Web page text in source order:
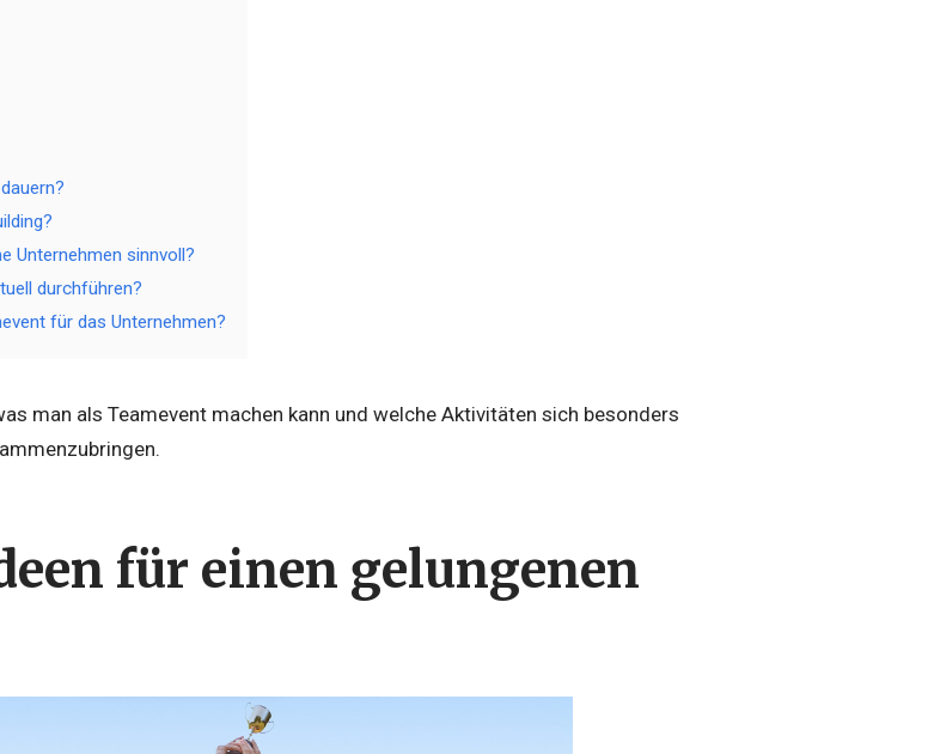
Unternehmen sinnvoll?
durchführen?
für das Unternehmen?
man als Teamevent machen kann und welche Aktivitäten sich besonders
für einen gelungenen